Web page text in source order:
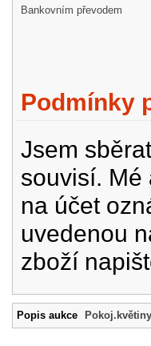
Bankovním převodem
Podmínky
Jsem
souvisí. Mé
na účet
uvedenou
zboží
Popis aukce